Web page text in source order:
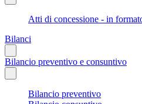
Atti di concessione - in
Bilanci
Bilancio preventivo e consuntivo
Bilancio preventivo